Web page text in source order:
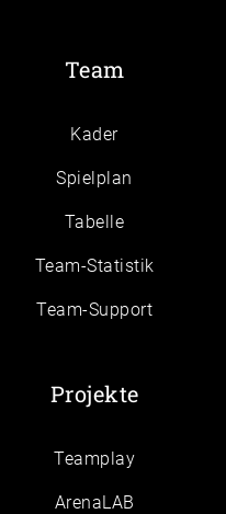
Team
Kader
Spielplan
Tabelle
Team-Statistik
Team-Support
Projekte
Teamplay
ArenaLAB